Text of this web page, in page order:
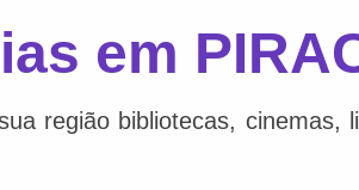
em
região bibliotecas,